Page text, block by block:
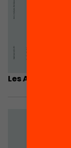
Les AMPA fan